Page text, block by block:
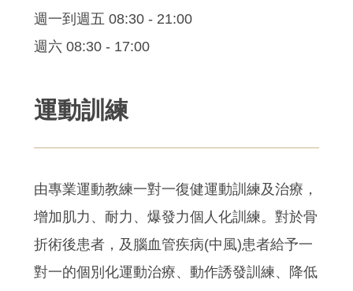
週一到週五 08:30 - 21:00
週六 08:30 - 17:00
運動訓練
由專業運動教練一對一復健運動訓練及治療，
增加肌力、耐力、爆發力個人化訓練。對於骨
折術後患者，及腦血管疾病(中風)患者給予一
對一的個別化運動治療、動作誘發訓練、降低